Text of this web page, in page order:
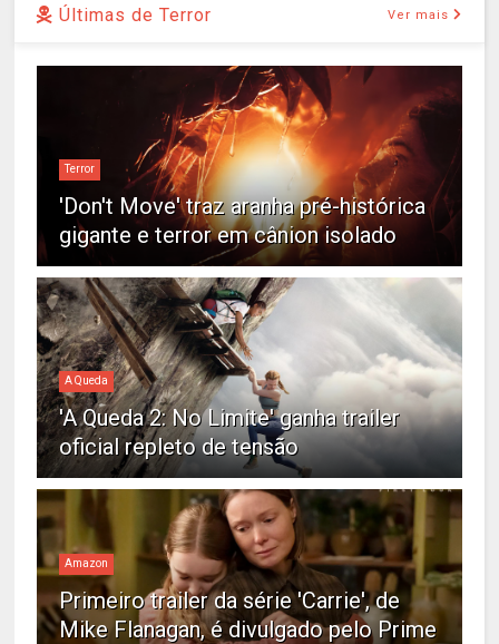
Últimas de Terror Ver mais
Terror
'Don't Move' traz aranha pré-histórica
gigante e terror em cânion isolado
A Queda
'A Queda 2: No Limite' ganha trailer
oficial repleto de tensão
Amazon
Primeiro trailer da série 'Carrie', de
Mike Flanagan, é divulgado pelo Prime